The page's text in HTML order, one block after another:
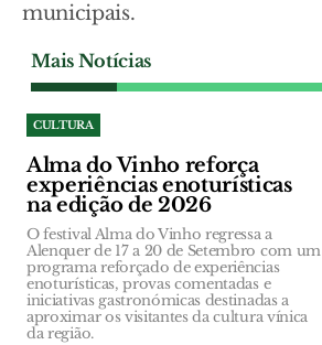
municipais.
Mais Notícias
CULTURA
Alma do Vinho reforça
experiências enoturísticas
na edição de 2026
O festival Alma do Vinho regressa a
Alenquer de 17 a 20 de Setembro com um
programa reforçado de experiências
enoturísticas, provas comentadas e
iniciativas gastronómicas destinadas a
aproximar os visitantes da cultura vínica
da região.